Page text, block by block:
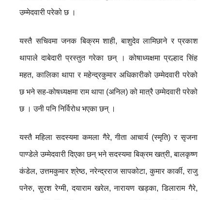
उम्मेदवारी परेको छ ।
यस्तै सचिवमा जनक बिक्रम शाही, बाशुदेव लामिछाने र प्रकाश
थापाले दाबेदारी प्रस्तुत गरेका छन् । कोषाध्यक्षमा प्रल्हाद सिंह
महत, कालिका थापा र महेन्द्रकुमार अधिकारीको उम्मेदवारी परेको
छ भने सह-कोषध्यक्षमा राम थापा (अनिल) को मात्रै उम्मेदवारी परेको
छ । उनी पनि निर्विरोध भएका छन् ।
यस्तै महिला सदस्यमा कमला गैरे, गीता आचार्य (स्मृति) र सृजना
पाण्डेले उम्मेदवारी दिएका छन् भने सदस्यमा बिक्रम खत्री, बालकृष्ण
कंडेल, उत्तमकुमार श्रेष्ठ, नरेन्द्रराज सापकोटा, कुमार कार्की, राजु
पनेरु, सुरश रेग्मी, दयाराम खरेल, नारायण खड्का, डिलाराम गैरे,